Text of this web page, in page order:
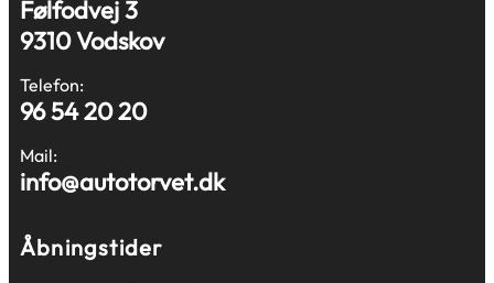
Følfodvej 3
9310 Vodskov
Telefon:
96 54 20 20
Mail:
info@autotorvet.dk
Åbningstider